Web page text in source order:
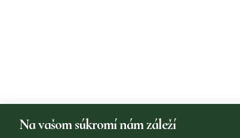
Na vašom súkromí nám záleží